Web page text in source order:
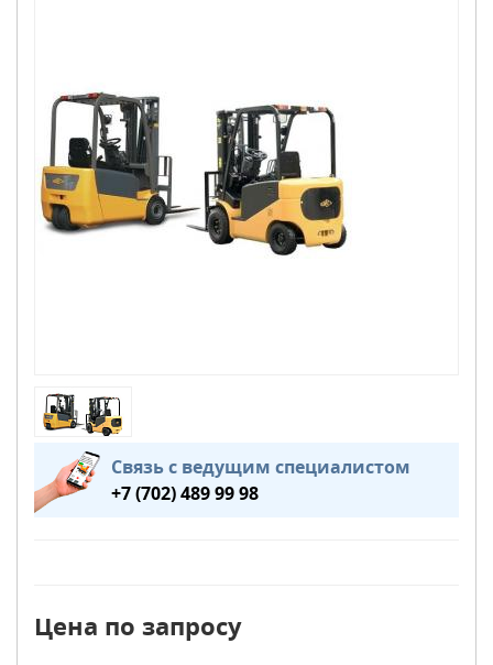
Связь с ведущим специалистом
+7 (702) 489 99 98
Цена по запросу